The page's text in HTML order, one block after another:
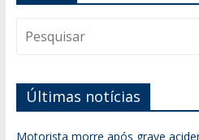
Últimas notícias
Motorista morre após grave